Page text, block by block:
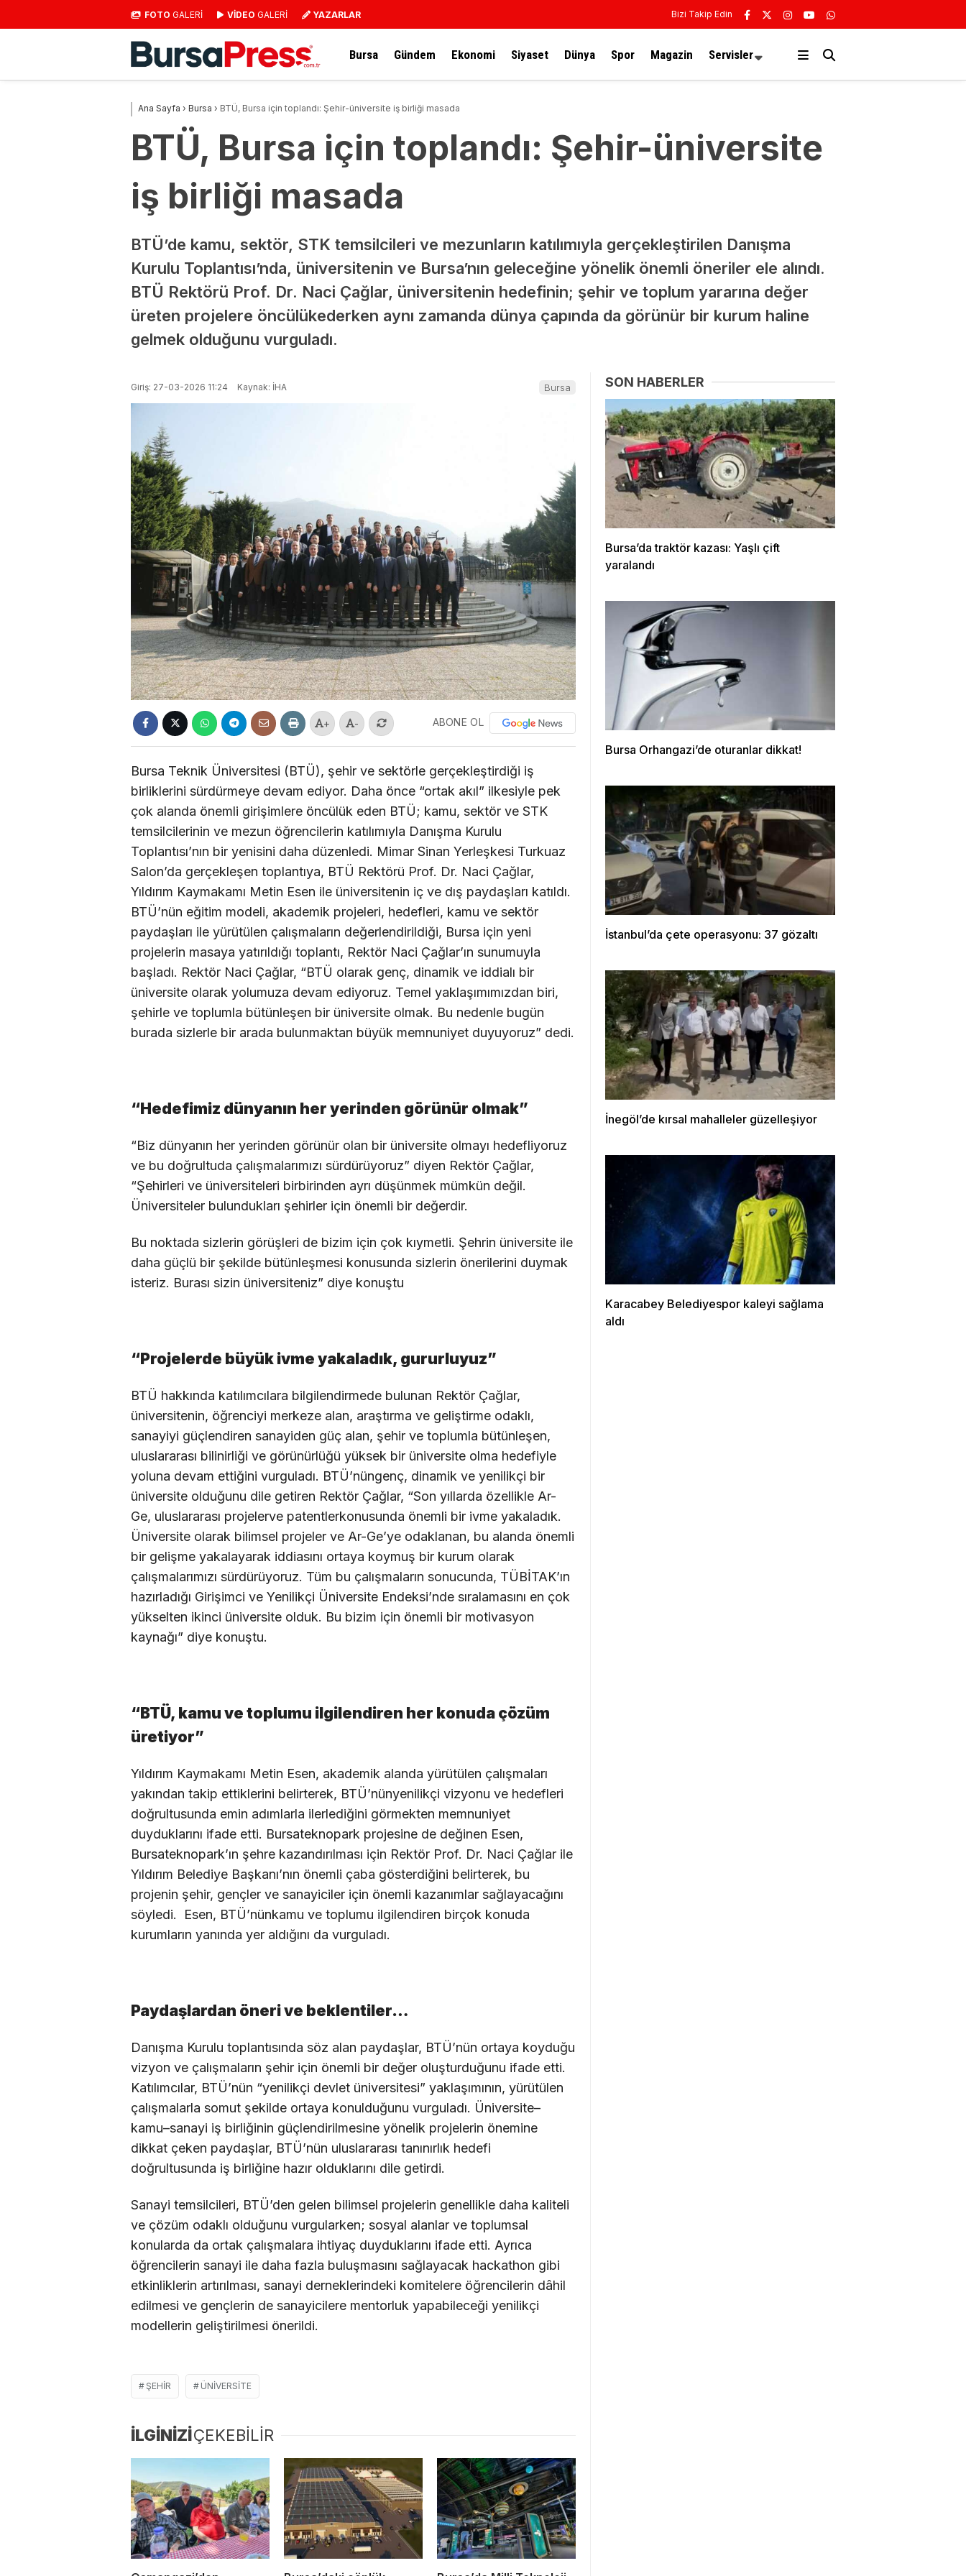
FOTO GALERİ VİDEO GALERİ YAZARLAR Bizi Takip Edin
Bursa Gündem Ekonomi Siyaset Dünya Spor Magazin Servisler
Ana Sayfa › Bursa › BTÜ, Bursa için toplandı: Şehir-üniversite iş birliği masada
BTÜ, Bursa için toplandı: Şehir-üniversite
iş birliği masada
BTÜ’de kamu, sektör, STK temsilcileri ve mezunların katılımıyla gerçekleştirilen Danışma
Kurulu Toplantısı’nda, üniversitenin ve Bursa’nın geleceğine yönelik önemli öneriler ele alındı.
BTÜ Rektörü Prof. Dr. Naci Çağlar, üniversitenin hedefinin; şehir ve toplum yararına değer
üreten projelere öncülükederken aynı zamanda dünya çapında da görünür bir kurum haline
gelmek olduğunu vurguladı.
Giriş: 27-03-2026 11:24 Kaynak: İHA Bursa
+ - ABONE OL
Bursa Teknik Üniversitesi (BTÜ), şehir ve sektörle gerçekleştirdiği iş
birliklerini sürdürmeye devam ediyor. Daha önce “ortak akıl” ilkesiyle pek
çok alanda önemli girişimlere öncülük eden BTÜ; kamu, sektör ve STK
temsilcilerinin ve mezun öğrencilerin katılımıyla Danışma Kurulu
Toplantısı’nın bir yenisini daha düzenledi. Mimar Sinan Yerleşkesi Turkuaz
Salon’da gerçekleşen toplantıya, BTÜ Rektörü Prof. Dr. Naci Çağlar,
Yıldırım Kaymakamı Metin Esen ile üniversitenin iç ve dış paydaşları katıldı.
BTÜ’nün eğitim modeli, akademik projeleri, hedefleri, kamu ve sektör
paydaşları ile yürütülen çalışmaların değerlendirildiği, Bursa için yeni
projelerin masaya yatırıldığı toplantı, Rektör Naci Çağlar’ın sunumuyla
başladı. Rektör Naci Çağlar, “BTÜ olarak genç, dinamik ve iddialı bir
üniversite olarak yolumuza devam ediyoruz. Temel yaklaşımımızdan biri,
şehirle ve toplumla bütünleşen bir üniversite olmak. Bu nedenle bugün
burada sizlerle bir arada bulunmaktan büyük memnuniyet duyuyoruz” dedi.
“Hedefimiz dünyanın her yerinden görünür olmak”
“Biz dünyanın her yerinden görünür olan bir üniversite olmayı hedefliyoruz
ve bu doğrultuda çalışmalarımızı sürdürüyoruz” diyen Rektör Çağlar,
“Şehirleri ve üniversiteleri birbirinden ayrı düşünmek mümkün değil.
Üniversiteler bulundukları şehirler için önemli bir değerdir.
Bu noktada sizlerin görüşleri de bizim için çok kıymetli. Şehrin üniversite ile
daha güçlü bir şekilde bütünleşmesi konusunda sizlerin önerilerini duymak
isteriz. Burası sizin üniversiteniz” diye konuştu
“Projelerde büyük ivme yakaladık, gururluyuz”
BTÜ hakkında katılımcılara bilgilendirmede bulunan Rektör Çağlar,
üniversitenin, öğrenciyi merkeze alan, araştırma ve geliştirme odaklı,
sanayiyi güçlendiren sanayiden güç alan, şehir ve toplumla bütünleşen,
uluslararası bilinirliği ve görünürlüğü yüksek bir üniversite olma hedefiyle
yoluna devam ettiğini vurguladı. BTÜ’nüngenç, dinamik ve yenilikçi bir
üniversite olduğunu dile getiren Rektör Çağlar, “Son yıllarda özellikle Ar-
Ge, uluslararası projelerve patentlerkonusunda önemli bir ivme yakaladık.
Üniversite olarak bilimsel projeler ve Ar-Ge’ye odaklanan, bu alanda önemli
bir gelişme yakalayarak iddiasını ortaya koymuş bir kurum olarak
çalışmalarımızı sürdürüyoruz. Tüm bu çalışmaların sonucunda, TÜBİTAK’ın
hazırladığı Girişimci ve Yenilikçi Üniversite Endeksi’nde sıralamasını en çok
yükselten ikinci üniversite olduk. Bu bizim için önemli bir motivasyon
kaynağı” diye konuştu.
“BTÜ, kamu ve toplumu ilgilendiren her konuda çözüm
üretiyor”
Yıldırım Kaymakamı Metin Esen, akademik alanda yürütülen çalışmaları
yakından takip ettiklerini belirterek, BTÜ’nünyenilikçi vizyonu ve hedefleri
doğrultusunda emin adımlarla ilerlediğini görmekten memnuniyet
duyduklarını ifade etti. Bursateknopark projesine de değinen Esen,
Bursateknopark’ın şehre kazandırılması için Rektör Prof. Dr. Naci Çağlar ile
Yıldırım Belediye Başkanı’nın önemli çaba gösterdiğini belirterek, bu
projenin şehir, gençler ve sanayiciler için önemli kazanımlar sağlayacağını
söyledi. Esen, BTÜ’nünkamu ve toplumu ilgilendiren birçok konuda
kurumların yanında yer aldığını da vurguladı.
Paydaşlardan öneri ve beklentiler…
Danışma Kurulu toplantısında söz alan paydaşlar, BTÜ’nün ortaya koyduğu
vizyon ve çalışmaların şehir için önemli bir değer oluşturduğunu ifade etti.
Katılımcılar, BTÜ’nün “yenilikçi devlet üniversitesi” yaklaşımının, yürütülen
çalışmalarla somut şekilde ortaya konulduğunu vurguladı. Üniversite–
kamu–sanayi iş birliğinin güçlendirilmesine yönelik projelerin önemine
dikkat çeken paydaşlar, BTÜ’nün uluslararası tanınırlık hedefi
doğrultusunda iş birliğine hazır olduklarını dile getirdi.
Sanayi temsilcileri, BTÜ’den gelen bilimsel projelerin genellikle daha kaliteli
ve çözüm odaklı olduğunu vurgularken; sosyal alanlar ve toplumsal
konularda da ortak çalışmalara ihtiyaç duyduklarını ifade etti. Ayrıca
öğrencilerin sanayi ile daha fazla buluşmasını sağlayacak hackathon gibi
etkinliklerin artırılması, sanayi derneklerindeki komitelere öğrencilerin dâhil
edilmesi ve gençlerin de sanayicilere mentorluk yapabileceği yenilikçi
modellerin geliştirilmesi önerildi.
ŞEHIR ÜNIVERSITE
İLGİNİZİÇEKEBİLİR
SON HABERLER
Bursa’da traktör kazası: Yaşlı çift
yaralandı
Bursa Orhangazi’de oturanlar dikkat!
İstanbul’da çete operasyonu: 37 gözaltı
İnegöl’de kırsal mahalleler güzelleşiyor
Karacabey Belediyespor kaleyi sağlama
aldı